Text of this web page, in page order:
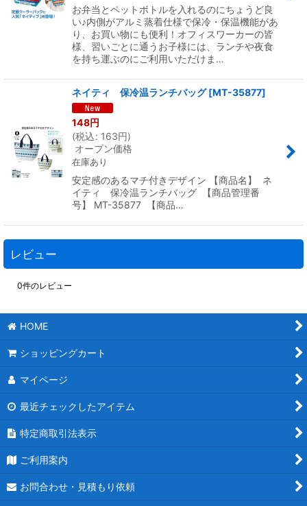
お弁当とペットボトルを入れるのにちょうど良
い♪内側がアルミ蒸着仕様で保冷・保温機能があ
り、お買い物にも便利！オフィスワーカーの皆
様、習いごとに通うお子様には、ランチや夜食
を持ち運ぶのにご利用いただけま…
ネイティ 保冷温ランチバッグ [MT-35877]
148円
(税込: 163円)
オープン価格
在庫あり
安定感のあるマチ付きデザイン 【商品名】 ネ
イティ 保冷温ランチバッグ 【商品管理番
号】 MT-35877 【商品…
レビュー
0件のレビュー
HOME
ショッピングカート
マイページ
最近チェックしたアイテム
特定商取引法表示
ご利用案内
お問合わせ・見積もり依頼